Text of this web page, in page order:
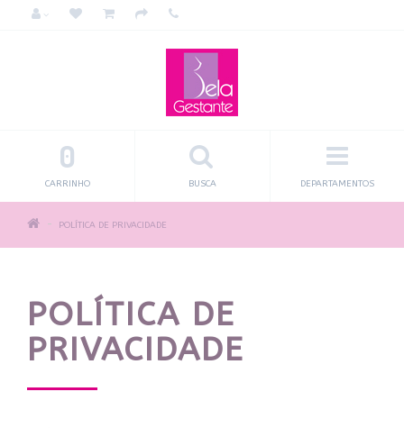
DEPARTAMENTOS
BUSCA
0
CARRINHO
POLÍTICA DE PRIVACIDADE
POLÍTICA DE
PRIVACIDADE